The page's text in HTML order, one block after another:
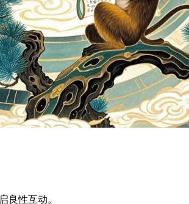
良性互动。